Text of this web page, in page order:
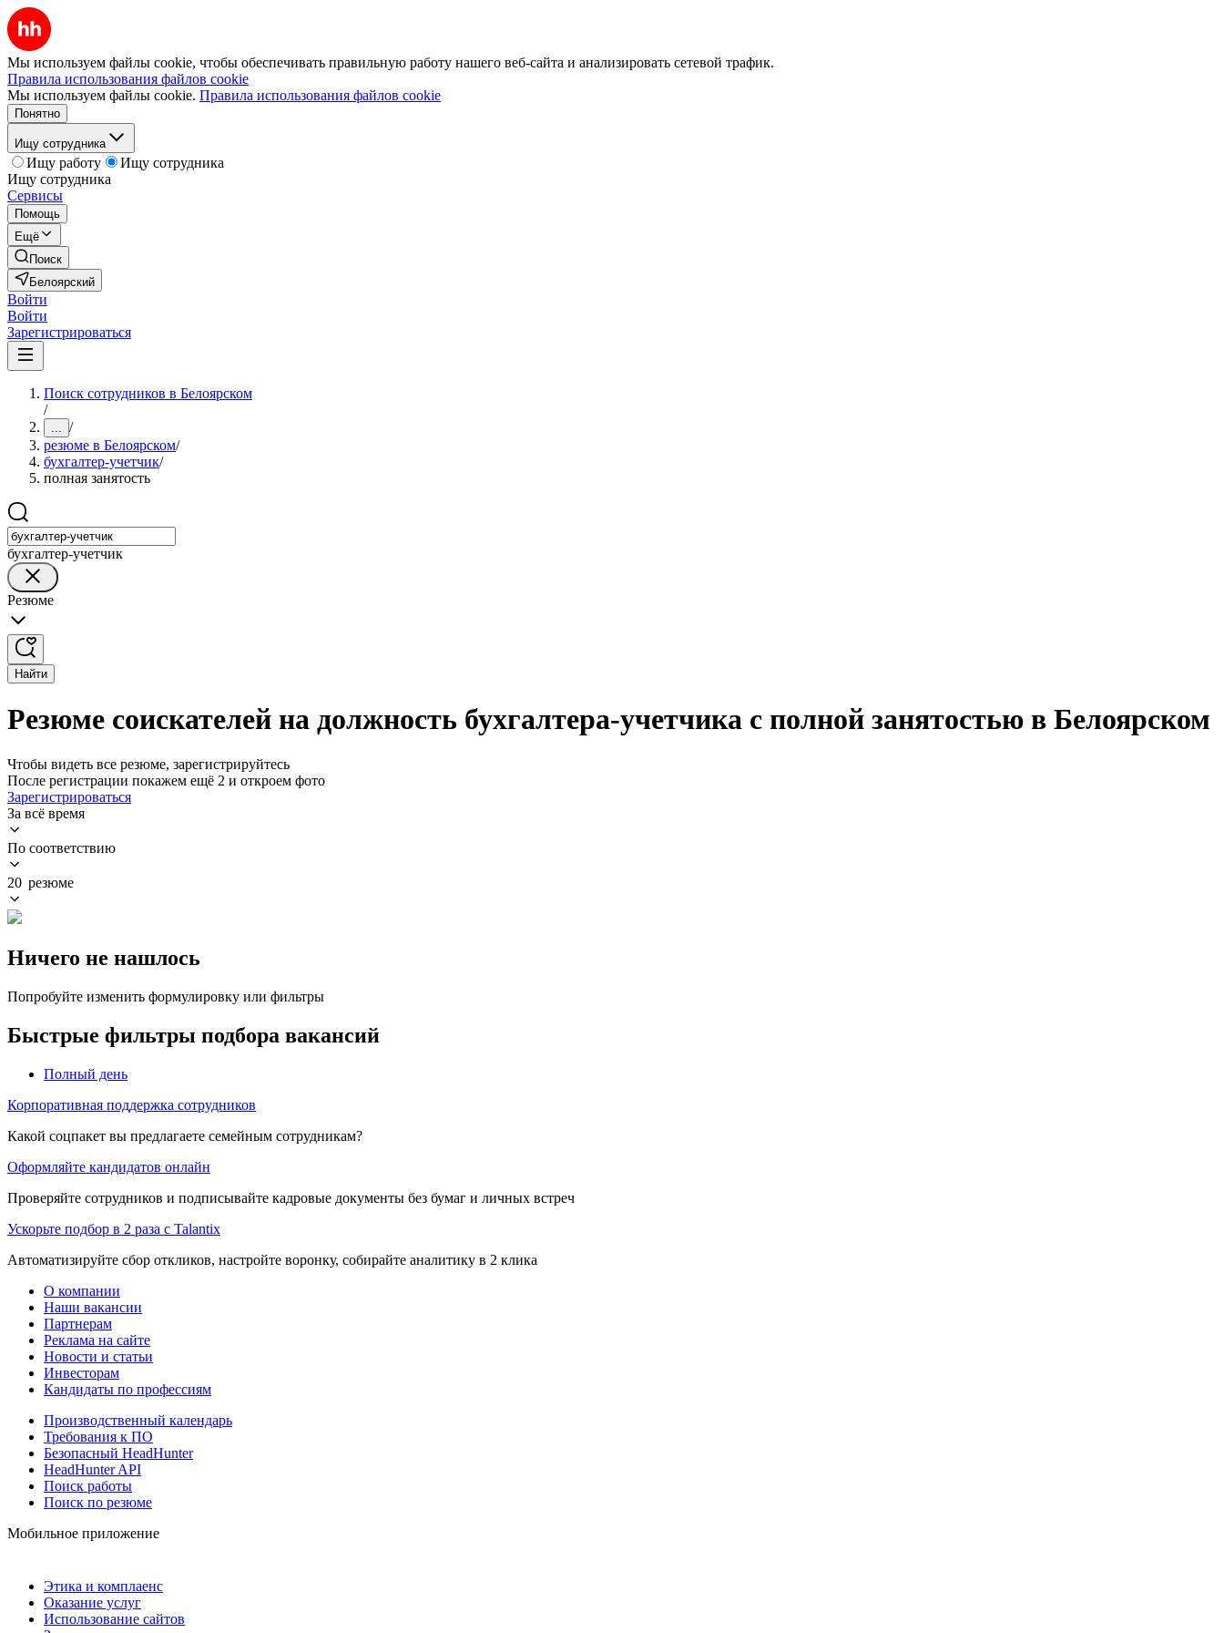
Мы используем файлы cookie, чтобы обеспечивать правильную работу нашего веб-сайта и анализировать сетевой трафик.
Правила использования файлов cookie
Мы используем файлы cookie. Правила использования файлов cookie
Понятно
Ищу сотрудника
Ищу работу
Ищу сотрудника
Ищу сотрудника
Сервисы
Помощь
Ещё
Поиск
Белоярский
Войти
Войти
Зарегистрироваться
Поиск сотрудников в Белоярском
/
... /
резюме в Белоярском/
бухгалтер-учетчик/
полная занятость
бухгалтер-учетчик
Резюме
Найти
Резюме соискателей на должность бухгалтера-учетчика с полной занятостью в Белоярском
Чтобы видеть все резюме, зарегистрируйтесь
После регистрации покажем ещё 2 и откроем фото
Зарегистрироваться
За всё время
По соответствию
20 резюме
Ничего не нашлось
Попробуйте изменить формулировку или фильтры
Быстрые фильтры подбора вакансий
Полный день
Корпоративная поддержка сотрудников
Какой соцпакет вы предлагаете семейным сотрудникам?
Оформляйте кандидатов онлайн
Проверяйте сотрудников и подписывайте кадровые документы без бумаг и личных встреч
Ускорьте подбор в 2 раза с Talantix
Автоматизируйте сбор откликов, настройте воронку, собирайте аналитику в 2 клика
О компании
Наши вакансии
Партнерам
Реклама на сайте
Новости и статьи
Инвесторам
Кандидаты по профессиям
Производственный календарь
Требования к ПО
Безопасный HeadHunter
HeadHunter API
Поиск работы
Поиск по резюме
Мобильное приложение
Этика и комплаенс
Оказание услуг
Использование сайтов